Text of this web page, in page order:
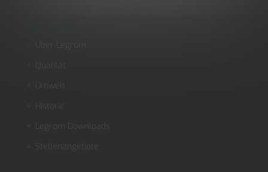
Umwelt
Historie
Legrom Downloads
Stellenangebote